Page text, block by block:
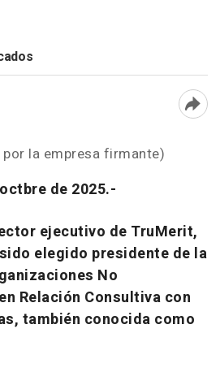
la empresa firmante)
de 2025.-
ejecutivo de TruMerit,
elegido presidente de la
No
Relación Consultiva con
también conocida como